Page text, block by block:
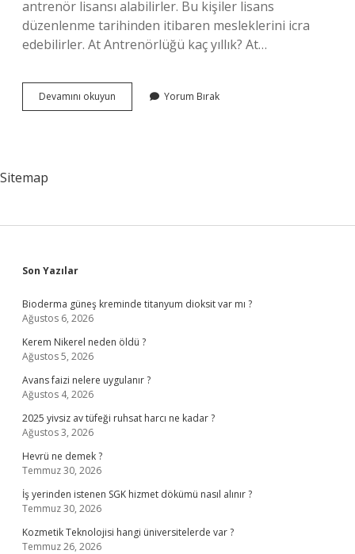
antrenör lisansı alabilirler. Bu kişiler lisans
düzenlenme tarihinden itibaren mesleklerini icra
edebilirler. At Antrenörlüğü kaç yıllık? At…
Devamını okuyun
Ve
Yorum Bırak
Sitemap
Sidebar
Son Yazılar
Bioderma güneş kreminde titanyum dioksit var mı ?
Ağustos 6, 2026
Kerem Nikerel neden öldü ?
Ağustos 5, 2026
Avans faizi nelere uygulanır ?
Ağustos 4, 2026
2025 yivsiz av tüfeği ruhsat harcı ne kadar ?
Ağustos 3, 2026
Hevrü ne demek ?
Temmuz 30, 2026
İş yerinden istenen SGK hizmet dökümü nasıl alınır ?
Temmuz 30, 2026
Kozmetik Teknolojisi hangi üniversitelerde var ?
Temmuz 26, 2026